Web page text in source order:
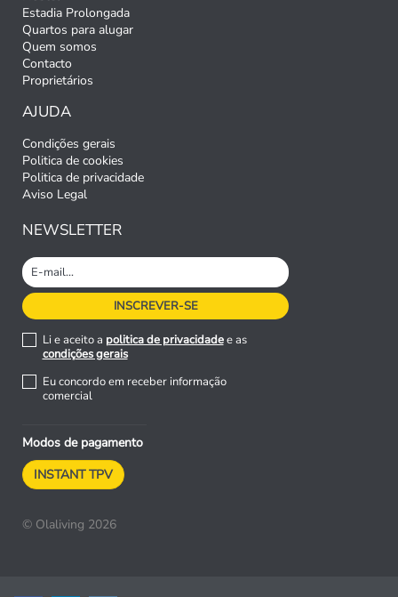
Estadia Prolongada
Quartos para alugar
Quem somos
Contacto
Proprietários
AJUDA
Condições gerais
Politica de cookies
Politica de privacidade
Aviso Legal
NEWSLETTER
Li e aceito a politica de privacidadee as
condições gerais
Eu concordo em receber informação
comercial
Modos de pagamento
INSTANT TPV
© Olaliving 2026